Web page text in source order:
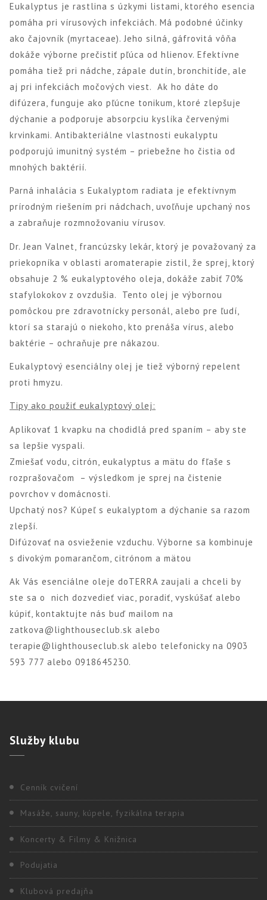
Eukalyptus je rastlina s úzkymi listami, ktorého esencia
pomáha pri vírusových infekciách. Má podobné účinky
ako čajovník (myrtaceae). Jeho silná, gáfrovitá vôňa
dokáže výborne prečistiť pľúca od hlienov. Efektívne
pomáha tiež pri nádche, zápale dutín, bronchitíde, ale
aj pri infekciách močových viest. Ak ho dáte do
difúzera, funguje ako pľúcne tonikum, ktoré zlepšuje
dýchanie a podporuje absorpciu kyslíka červenými
krvinkami. Antibakteriálne vlastnosti eukalyptu
podporujú imunitný systém – priebežne ho čistia od
mnohých baktérií.
Parná inhalácia s Eukalyptom radiata je efektívnym
prírodným riešením pri nádchach, uvoľňuje upchaný nos
a zabraňuje rozmnožovaniu vírusov.
Dr. Jean Valnet, francúzsky lekár, ktorý je považovaný za
priekopníka v oblasti aromaterapie zistil, že sprej, ktorý
obsahuje 2 % eukalyptového oleja, dokáže zabiť 70%
stafylokokov z ovzdušia. Tento olej je výbornou
pomôckou pre zdravotnícky personál, alebo pre ľudí,
ktorí sa starajú o niekoho, kto prenáša vírus, alebo
baktérie – ochraňuje pre nákazou.
Eukalyptový esenciálny olej je tiež výborný repelent
proti hmyzu.
Tipy ako použiť eukalyptový olej:
Aplikovať 1 kvapku na chodidlá pred spaním – aby ste
sa lepšie vyspali.
Zmiešať vodu, citrón, eukalyptus a mätu do fľaše s
rozprašovačom – výsledkom je sprej na čistenie
povrchov v domácnosti.
Upchatý nos? Kúpeľ s eukalyptom a dýchanie sa razom
zlepší.
Difúzovať na osvieženie vzduchu. Výborne sa kombinuje
s divokým pomarančom, citrónom a mätou
Ak Vás esenciálne oleje doTERRA zaujali a chceli by
ste sa o nich dozvedieť viac, poradiť, vyskúšať alebo
kúpiť, kontaktujte nás buď mailom na
zatkova@lighthouseclub.sk alebo
terapie@lighthouseclub.sk alebo telefonicky na 0903
593 777 alebo 0918645230.
Službyklubu
Cenník cvičení
Masáže, sauny, kúpele, fyzikálna terapia
Koncerty & Filmy & Knižnica
Podujatia
Klubová predajňa